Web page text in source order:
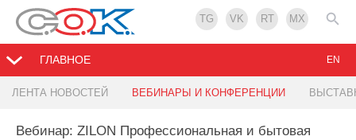
TG VK RT MX
ГЛАВНОЕ
ЛЕНТА НОВОСТЕЙ ВЕБИНАРЫ И КОНФЕРЕНЦИИ
EN
Вебинар: ZILON Профессиональная и бытовая